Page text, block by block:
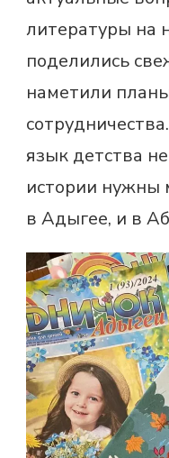
литературы на
поделились
наметили
язык детства
истории нужны
в Адыгее, и в